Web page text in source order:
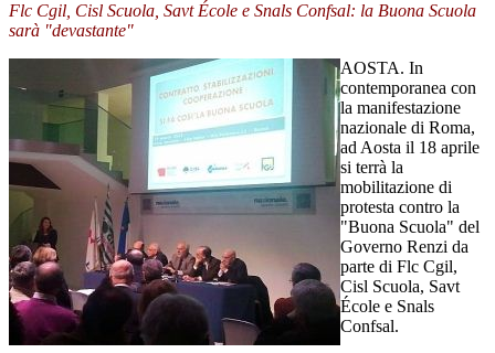
Flc Cgil, Cisl Scuola, Savt École e Snals Confsal: la Buona Scuola
sarà "devastante"
AOSTA. In
contemporanea con
la manifestazione
nazionale di Roma,
ad Aosta il 18 aprile
si terrà la
mobilitazione di
protesta contro la
"Buona Scuola" del
Governo Renzi da
parte di Flc Cgil,
Cisl Scuola, Savt
École e Snals
Confsal.